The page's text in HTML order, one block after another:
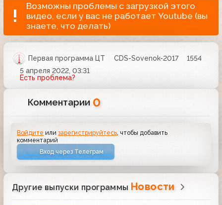
Возможны проблемы с загрузкой этого
видео, если у вас не работает Youtube (вы
знаете, что делать)
Первая программа ЦТ CDS-Sovenok-2017
1554
5 апреля 2022, 03:31
Есть проблема?
Комментарии 0
Войдите илизарегистрируйтесь , чтобы добавить
комментарий
Вход через Телеграм
Другие выпуски программы Новости